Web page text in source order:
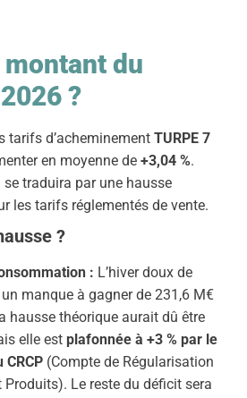
montant du
?
tarifs d’acheminement TURPE 7
en moyenne de +3,04 %.
traduira par une hausse
les tarifs réglementés de vente.
?
: L’hiver doux de
manque à gagner de 231,6 M€
hausse théorique aurait dû être
elle est plafonnée à +3 % par le
(Compte de Régularisation
Produits). Le reste du déficit sera